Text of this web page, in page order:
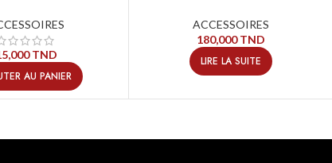
TND
AU PANIER
ACCESSOIRES
180,000TND
LIRE LA SUITE